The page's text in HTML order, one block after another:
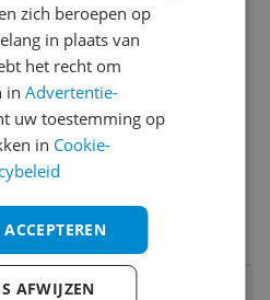
met het schrijven van je
details duurt het schrijven
tussen de 3 en 10 minuten.
bezoekers een betere
iedere maand kans op
7
6
zich beroepen op
in plaats van
het recht om
inAdvertentie-
uw toestemming op
in Cookie-
AFWIJZEN